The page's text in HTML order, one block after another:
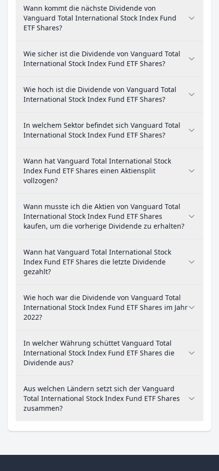
Wann kommt die nächste Dividende von
Vanguard Total International Stock Index Fund
ETF Shares?
Wie sicher ist die Dividende von Vanguard Total
International Stock Index Fund ETF Shares?
Wie hoch ist die Dividende von Vanguard Total
International Stock Index Fund ETF Shares?
In welchem Sektor befindet sich Vanguard Total
International Stock Index Fund ETF Shares?
Wann hat Vanguard Total International Stock
Index Fund ETF Shares einen Aktiensplit
vollzogen?
Wann musste ich die Aktien von Vanguard Total
International Stock Index Fund ETF Shares
kaufen, um die vorherige Dividende zu erhalten?
Wann hat Vanguard Total International Stock
Index Fund ETF Shares die letzte Dividende
gezahlt?
Wie hoch war die Dividende von Vanguard Total
International Stock Index Fund ETF Shares im Jahr
2022?
In welcher Währung schüttet Vanguard Total
International Stock Index Fund ETF Shares die
Dividende aus?
Aus welchen Ländern setzt sich der Vanguard
Total International Stock Index Fund ETF Shares
zusammen?